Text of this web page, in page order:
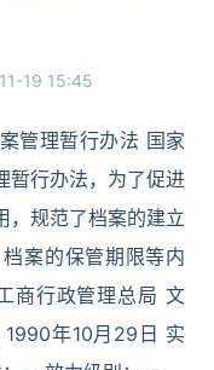
19 15:45
管理暂行办法 国家
暂行办法，为了促进
，规范了档案的建立
案的保管期限等内
商行政管理总局 文
年10月29日 实